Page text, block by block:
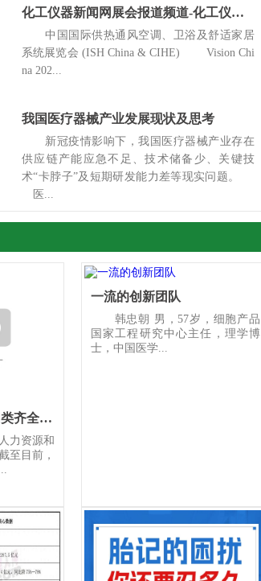
化工仪器新闻网展会报道频道-化工仪器网
中国国际供热通风空调、卫浴及舒适家居
系统展览会 (ISH China & CIHE) Vision Chi
na 202...
我国医疗器械产业发展现状及思考
新冠疫情影响下，我国医疗器械产业存在
供应链产能应急不足、技术储备少、关键技
术“卡脖子”及短期研发能力差等现实问题。
医...
河北建立梯次合理门类齐全专家队伍
力资源和
至目前，
一流的创新团队
韩忠朝 男，57岁，细胞产品
国家工程研究中心主任，理学博
士，中国医学...